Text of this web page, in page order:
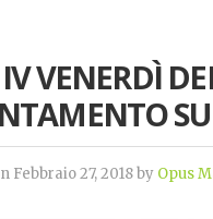
VENERDÌ
Febbraio 27, 2018 by Opus